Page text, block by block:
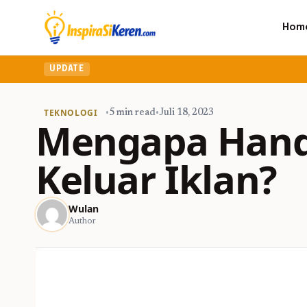
UPDATE
TEKNOLOGI •5 min read•Juli 18, 2023
Mengapa
Keluar Iklan?
Wulan
Author